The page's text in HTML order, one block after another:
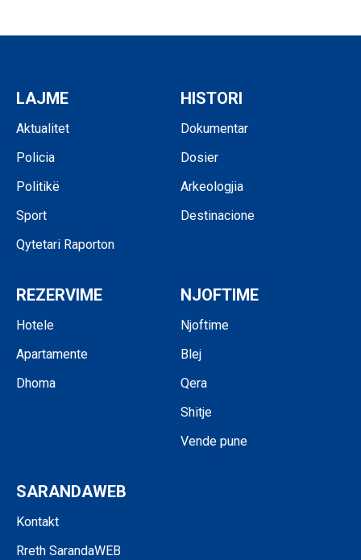
LAJME
Aktualitet
Policia
Politikë
Sport
Qytetari Raporton
HISTORI
Dokumentar
Dosier
Arkeologjia
Destinacione
REZERVIME
Hotele
Apartamente
Dhoma
NJOFTIME
Njoftime
Blej
Qera
Shitje
Vende pune
SARANDAWEB
Kontakt
Rreth SarandaWEB